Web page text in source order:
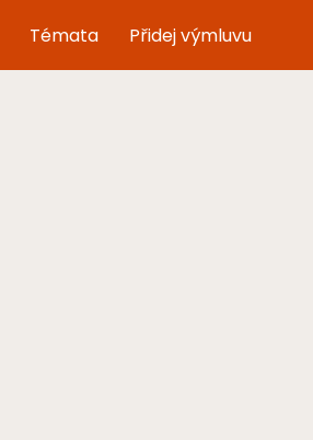
Témata Přidej výmluvu